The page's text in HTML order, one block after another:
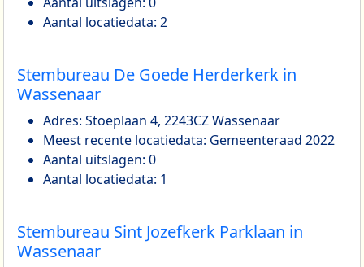
Aantal locatiedata: 2
Stembureau De Goede Herderkerk in
Wassenaar
Adres: Stoeplaan 4, 2243CZ Wassenaar
Meest recente locatiedata: Gemeenteraad 2022
Aantal uitslagen: 0
Aantal locatiedata: 1
Stembureau Sint Jozefkerk Parklaan in
Wassenaar